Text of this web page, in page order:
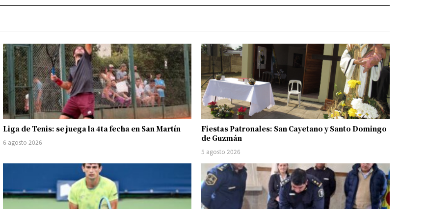
Liga de Tenis: se juega la 4ta fecha en San Martín
6 agosto 2026
Fiestas Patronales: San Cayetano y Santo Domingo
de Guzmán
5 agosto 2026